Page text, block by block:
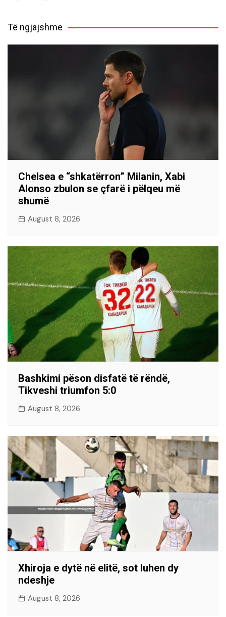
Të ngjajshme
Chelsea e “shkatërron” Milanin, Xabi
Alonso zbulon se çfarë i pëlqeu më
shumë
August 8, 2026
Bashkimi pëson disfatë të rëndë,
Tikveshi triumfon 5:0
August 8, 2026
Xhiroja e dytë në elitë, sot luhen dy
ndeshje
August 8, 2026